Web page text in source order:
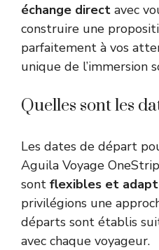
échange direct avec
construire une
parfaitement à vos
unique de l’immersion
Quelles sont les
Les dates de départ
Aguila Voyage
sont flexibles et
privilégions une
départs sont établis
avec chaque voyageur.